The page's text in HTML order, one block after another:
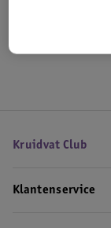
Kruidvat Club
Klantenservice